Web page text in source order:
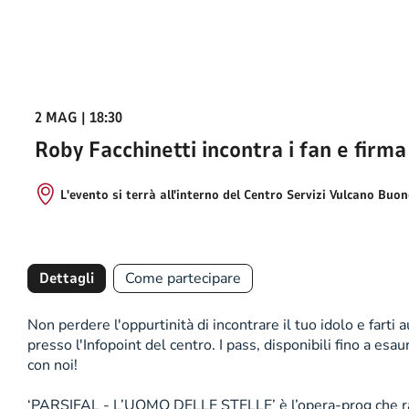
2 MAG | 18:30
Roby Facchinetti incontra i fan e
L'evento si terrà all'interno del Centro Servizi Vulcano
Dettagli Come partecipare
Non perdere l'oppurtinità di incontrare il tuo idolo e farti
presso l'Infopoint del centro. I pass, disponibili fino a
con noi!